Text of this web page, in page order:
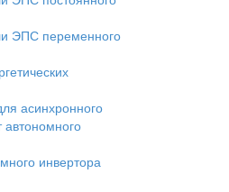
ЭПС переменного
асинхронного
автономного
инвертора